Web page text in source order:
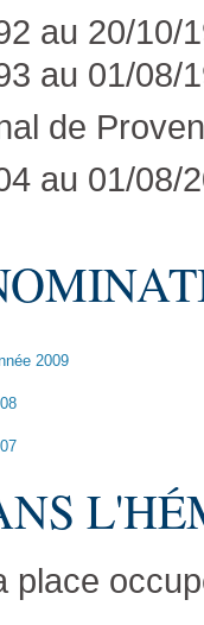
au 20/10/
au 01/08/
de
au 01/08/
2009
place